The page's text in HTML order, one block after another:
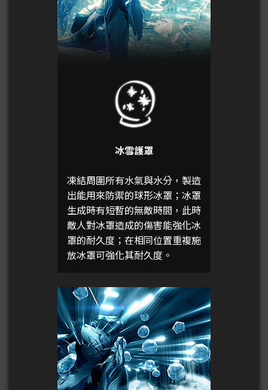
冰雪護罩
凍結周圍所有水氣與水分，製造
出能用來防禦的球形冰罩；冰罩
生成時有短暫的無敵時間，此時
敵人對冰罩造成的傷害能強化冰
罩的耐久度；在相同位置重複施
放冰罩可強化其耐久度。